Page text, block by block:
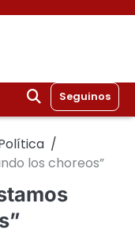
Seguinos
los choreos”